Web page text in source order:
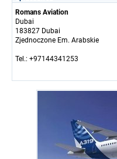
Romans Aviation
Dubai
183827 Dubai
Zjednoczone Em. Arabskie
Tel.: +97144341253